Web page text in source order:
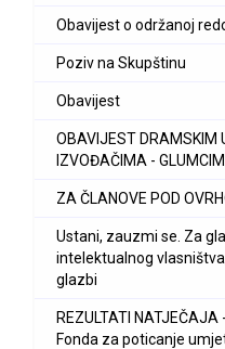
Obavijest o održanoj
Poziv na Skupštinu
Obavijest
OBAVIJEST DRAMSKIM
IZVOĐAČIMA -
ZA ČLANOVE POD
Ustani, zauzmi se. Za
intelektualnog
glazbi
REZULTATI
Fonda za poticanje